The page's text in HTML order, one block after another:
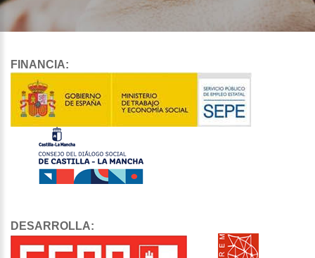
FINANCIA:
DESARROLLA: